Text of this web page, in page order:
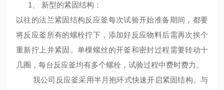
1、
新型的紧固结构：
以往的法兰紧固结构反应釜每次试验开始准备期间，都要
将反应釜所有的螺栓拧下，添加好反应物料后需再次挨个
重新拧上并紧固。单棵螺丝的开釜和密封过程需要转动十
几圈，每台反应釜均有多个螺栓，试验过程中费时费力。
我公司反应釜采用半月抱环式快速开启紧固结构。与